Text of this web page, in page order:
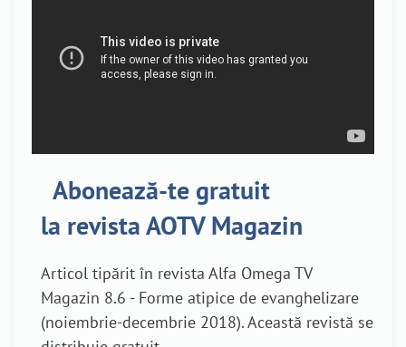
Abonează-te gratuit
la revista AOTV Magazin
Articol tipărit în revista Alfa Omega TV
Magazin 8.6 - Forme atipice de evanghelizare
(noiembrie-decembrie 2018). Această revistă se